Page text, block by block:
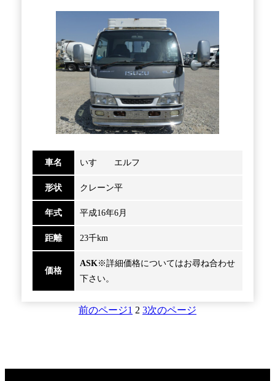
車名 いすゞ エルフ
形状 クレーン平
年式 平成16年6月
距離 23千km
価格
ASK※詳細価格についてはお尋ね合わせ
下さい。
前のページ1 2 3次のページ